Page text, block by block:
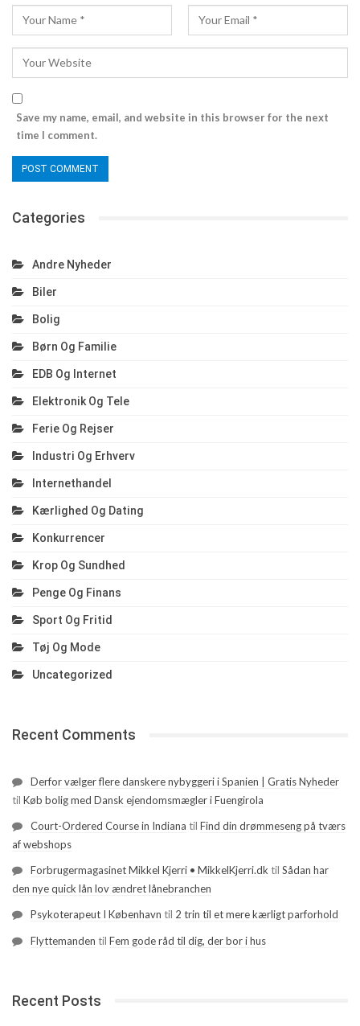
Save my name, email, and website in this browser for the next
time I comment.
Categories
Andre Nyheder
Biler
Bolig
Børn Og Familie
EDB Og Internet
Elektronik Og Tele
Ferie Og Rejser
Industri Og Erhverv
Internethandel
Kærlighed Og Dating
Konkurrencer
Krop Og Sundhed
Penge Og Finans
Sport Og Fritid
Tøj Og Mode
Uncategorized
Recent Comments
Derfor vælger flere danskere nybyggeri i Spanien | Gratis Nyheder
til Køb bolig med Dansk ejendomsmægler i Fuengirola
Court-Ordered Course in Indiana til Find din drømmeseng på tværs
af webshops
Forbrugermagasinet Mikkel Kjerri • MikkelKjerri.dk til Sådan har
den nye quick lån lov ændret lånebranchen
Psykoterapeut I København til 2 trin til et mere kærligt parforhold
Flyttemanden til Fem gode råd til dig, der bor i hus
Recent Posts